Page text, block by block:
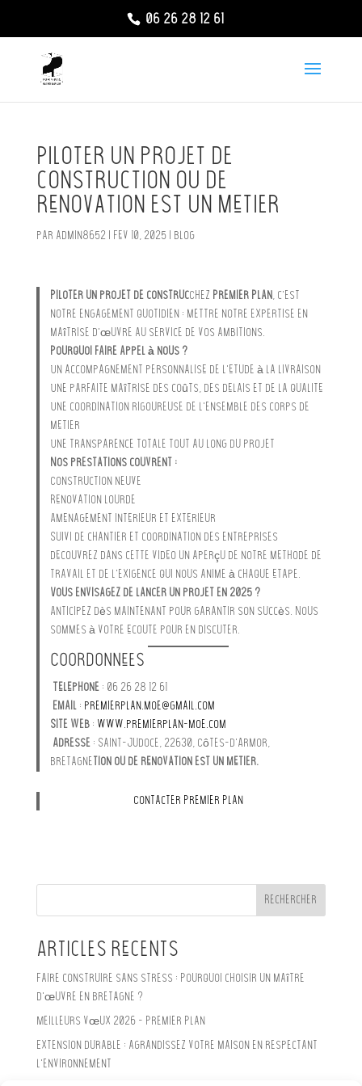
06 26 28 12 61
Piloter un projet de
construction ou de
rénovation est un métier
par admin8652 | Fév 10, 2025| Blog
Piloter un projet de construcChez Premier Plan, c’est
notre engagement quotidien : mettre notre expertise en
maîtrise d’œuvre au service de vos ambitions.
Pourquoi faire appel à nous ?
Un accompagnement personnalisé de l’étude à la livraison
Une parfaite maîtrise des coûts, des délais et de la qualité
Une coordination rigoureuse de l’ensemble des corps de
métier
Une transparence totale tout au long du projet
Nos prestations couvrent :
Construction neuve
Rénovation lourde
Aménagement intérieur et extérieur
Suivi de chantier et coordination des entreprises
Découvrez dans cette vidéo un aperçu de notre méthode de
travail et de l’exigence qui nous anime à chaque étape.
Vous envisagez de lancer un projet en 2025 ?
Anticipez dès maintenant pour garantir son succès. Nous
sommes à votre écoute pour en discuter.
Coordonnées
Téléphone : 06 26 28 12 61
Email : premierplan.moe@gmail.com
Site web : www.premierplan-moe.com
Adresse : Saint-Judoce, 22630, Côtes-d’Armor,
Bretagne tion ou de rénovation est un métier.
Contacter Premier Plan
Rechercher
Articles récents
Faire construire sans stress : Pourquoi choisir un maître
d’œuvre en Bretagne ?
Meilleurs vœux 2026 – Premier Plan
Extension durable : agrandissez votre maison en respectant
l’environnement